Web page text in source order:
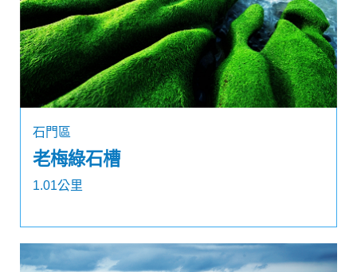
石門區
老梅綠石槽
1.01公里